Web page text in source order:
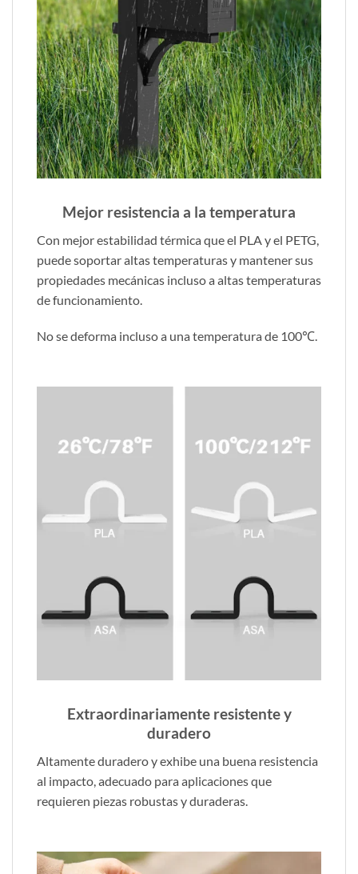
Mejor resistencia a la temperatura
Con mejor estabilidad térmica que el PLA y el PETG,
puede soportar altas temperaturas y mantener sus
propiedades mecánicas incluso a altas temperaturas
de funcionamiento.
No se deforma incluso a una temperatura de 100℃.
Extraordinariamente resistente y
duradero
Altamente duradero y exhibe una buena resistencia
al impacto, adecuado para aplicaciones que
requieren piezas robustas y duraderas.